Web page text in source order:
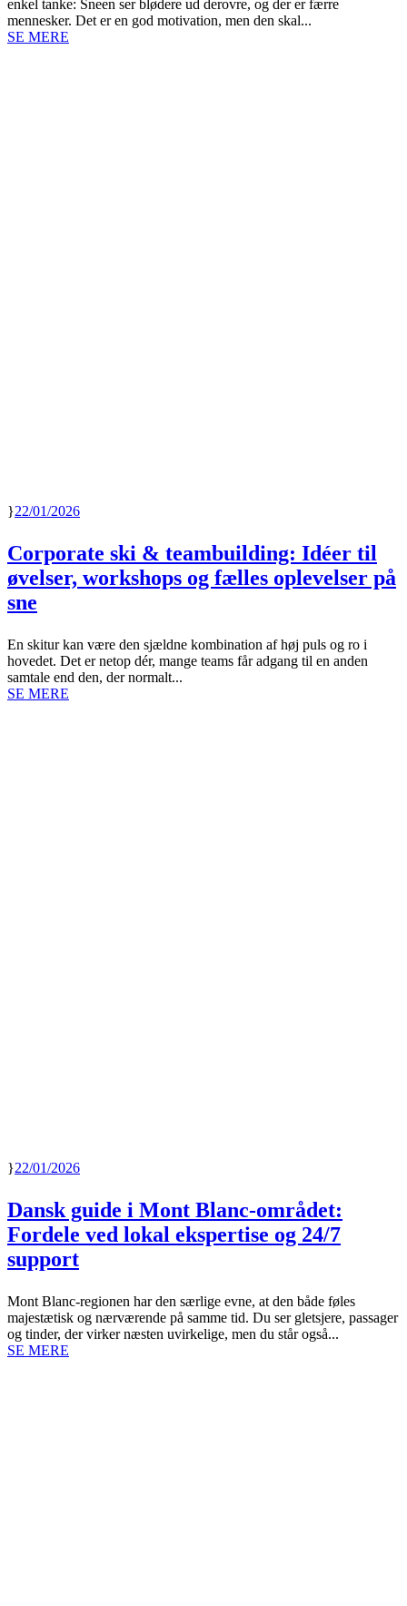
enkel tanke: Sneen ser blødere ud derovre, og der er færre
mennesker. Det er en god motivation, men den skal...
SE MERE
22/01/2026
Corporate ski & teambuilding: Idéer til
øvelser, workshops og fælles oplevelser på
sne
En skitur kan være den sjældne kombination af høj puls og ro i
hovedet. Det er netop dér, mange teams får adgang til en anden
samtale end den, der normalt...
SE MERE
22/01/2026
Dansk guide i Mont Blanc‑området:
Fordele ved lokal ekspertise og 24/7
support
Mont Blanc-regionen har den særlige evne, at den både føles
majestætisk og nærværende på samme tid. Du ser gletsjere, passager
og tinder, der virker næsten uvirkelige, men du står også...
SE MERE